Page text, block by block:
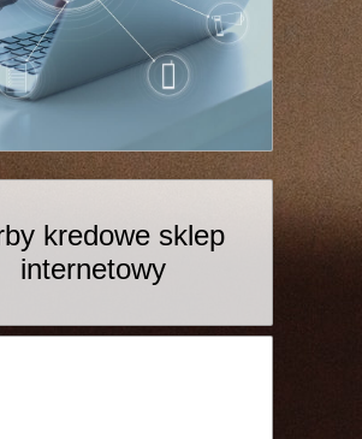
kredowe sklep
internetowy